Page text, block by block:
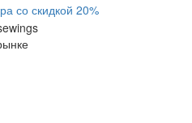
со скидкой 20%